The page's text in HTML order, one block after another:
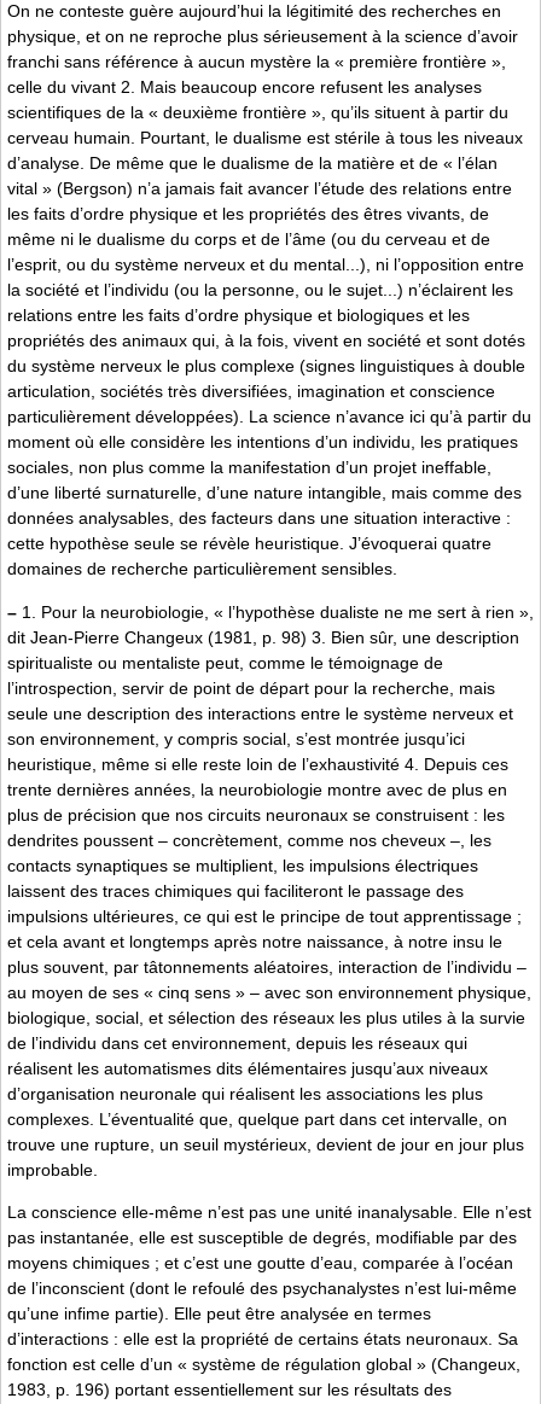
On ne conteste guère aujourd’hui la légitimité des recherches en
physique, et on ne reproche plus sérieusement à la science d’avoir
franchi sans référence à aucun mystère la « première frontière »,
celle du vivant 2. Mais beaucoup encore refusent les analyses
scientifiques de la « deuxième frontière », qu’ils situent à partir du
cerveau humain. Pourtant, le dualisme est stérile à tous les niveaux
d’analyse. De même que le dualisme de la matière et de « l’élan
vital » (Bergson) n’a jamais fait avancer l’étude des relations entre
les faits d’ordre physique et les propriétés des êtres vivants, de
même ni le dualisme du corps et de l’âme (ou du cerveau et de
l’esprit, ou du système nerveux et du mental...), ni l’opposition entre
la société et l’individu (ou la personne, ou le sujet...) n’éclairent les
relations entre les faits d’ordre physique et biologiques et les
propriétés des animaux qui, à la fois, vivent en société et sont dotés
du système nerveux le plus complexe (signes linguistiques à double
articulation, sociétés très diversifiées, imagination et conscience
particulièrement développées). La science n’avance ici qu’à partir du
moment où elle considère les intentions d’un individu, les pratiques
sociales, non plus comme la manifestation d’un projet ineffable,
d’une liberté surnaturelle, d’une nature intangible, mais comme des
données analysables, des facteurs dans une situation interactive :
cette hypothèse seule se révèle heuristique. J’évoquerai quatre
domaines de recherche particulièrement sensibles.
– 1. Pour la neurobiologie, « l’hypothèse dualiste ne me sert à rien »,
dit Jean-Pierre Changeux (1981, p. 98) 3. Bien sûr, une description
spiritualiste ou mentaliste peut, comme le témoignage de
l’introspection, servir de point de départ pour la recherche, mais
seule une description des interactions entre le système nerveux et
son environnement, y compris social, s’est montrée jusqu’ici
heuristique, même si elle reste loin de l’exhaustivité 4. Depuis ces
trente dernières années, la neurobiologie montre avec de plus en
plus de précision que nos circuits neuronaux se construisent : les
dendrites poussent – concrètement, comme nos cheveux –, les
contacts synaptiques se multiplient, les impulsions électriques
laissent des traces chimiques qui faciliteront le passage des
impulsions ultérieures, ce qui est le principe de tout apprentissage ;
et cela avant et longtemps après notre naissance, à notre insu le
plus souvent, par tâtonnements aléatoires, interaction de l’individu –
au moyen de ses « cinq sens » – avec son environnement physique,
biologique, social, et sélection des réseaux les plus utiles à la survie
de l’individu dans cet environnement, depuis les réseaux qui
réalisent les automatismes dits élémentaires jusqu’aux niveaux
d’organisation neuronale qui réalisent les associations les plus
complexes. L’éventualité que, quelque part dans cet intervalle, on
trouve une rupture, un seuil mystérieux, devient de jour en jour plus
improbable.
La conscience elle-même n’est pas une unité inanalysable. Elle n’est
pas instantanée, elle est susceptible de degrés, modifiable par des
moyens chimiques ; et c’est une goutte d’eau, comparée à l’océan
de l’inconscient (dont le refoulé des psychanalystes n’est lui-même
qu’une infime partie). Elle peut être analysée en termes
d’interactions : elle est la propriété de certains états neuronaux. Sa
fonction est celle d’un « système de régulation global » (Changeux,
1983, p. 196) portant essentiellement sur les résultats des